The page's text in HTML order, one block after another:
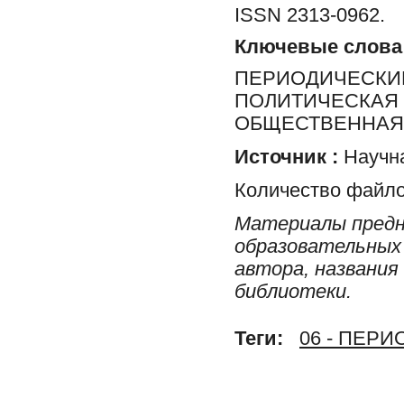
ISSN 2313-0962.
Ключевые слова
Источник :
Количество
Материалы
автора,
библиотеки.
Теги: 06 -